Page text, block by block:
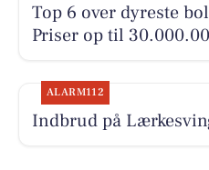
Top 6 over dyreste
Priser op til
ALARM112
Indbrud på